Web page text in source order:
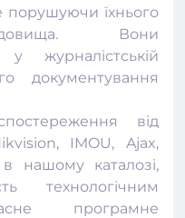
порушуючи їхнього
Вони
журналістській
документування
від
IMOU, Ajax,
нашому каталозі,
технологічним
програмне